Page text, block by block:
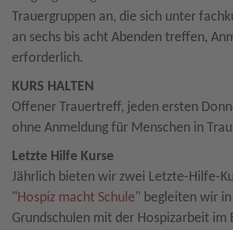
Trauergruppen an, die sich unter
an sechs bis acht Abenden treffen,
erforderlich.
KURS HALTEN
Offener Trauertreff, jeden ersten
ohne Anmeldung für Menschen in
Letzte Hilfe Kurse
Jährlich bieten wir zwei Letzte-Hilfe-
"Hospiz macht Schule" begleiten wir
Grundschulen mit der Hospizarbeit im